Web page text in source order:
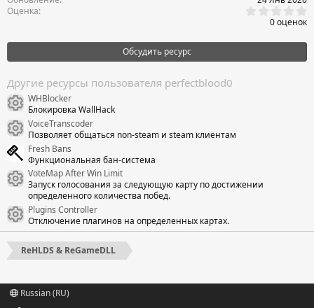
Оценка
,
0
в
0 оценок
Обсудить ресурс
Другие ресурсы пользователя perfectblood0
Иконка ресурса
WHBlocker
Блокировка WallHack
Иконка ресурса
VoiceTranscoder
Позволяет общаться non-steam и steam клиентам
Fresh Bans
Функциональная бан-система
Иконка ресурса
VoteMap After Win Limit
Запуск голосования за следующую карту по достижении
определенного количества побед.
Иконка ресурса
Plugins Controller
Отключение плагинов на определенных картах.
ReHLDS & ReGameDLL
Russian (RU)